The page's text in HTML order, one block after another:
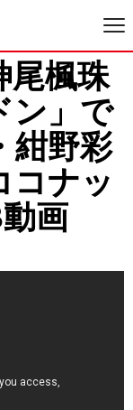
尾楓珠
ン」で
紺野彩
コナッ
画